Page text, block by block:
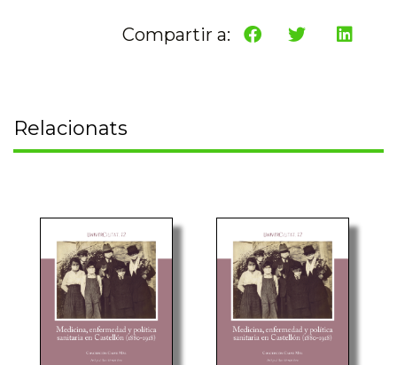
Compartir a:
Relacionats